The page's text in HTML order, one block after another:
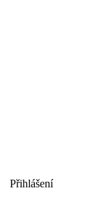
Přihlášení